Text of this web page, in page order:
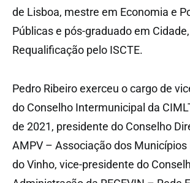
de Lisboa, mestre em Economia e
Públicas e pós-graduado em
Requalificação pelo ISCTE.
Pedro Ribeiro exerceu o cargo de
do Conselho Intermunicipal da
de 2021, presidente do Conselho
AMPV – Associação dos
do Vinho, vice-presidente do